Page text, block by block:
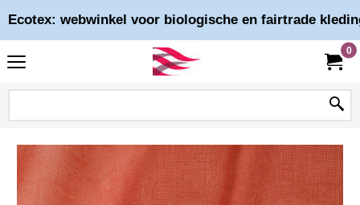
Ecotex: webwinkel voor biologische en fairtrade
0